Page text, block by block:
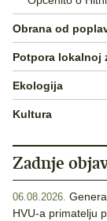
Obrana od
Potpora lokalnoj
Ekologija
Kultura
Zadnje
06.08.2026.
HVU-a primatelju